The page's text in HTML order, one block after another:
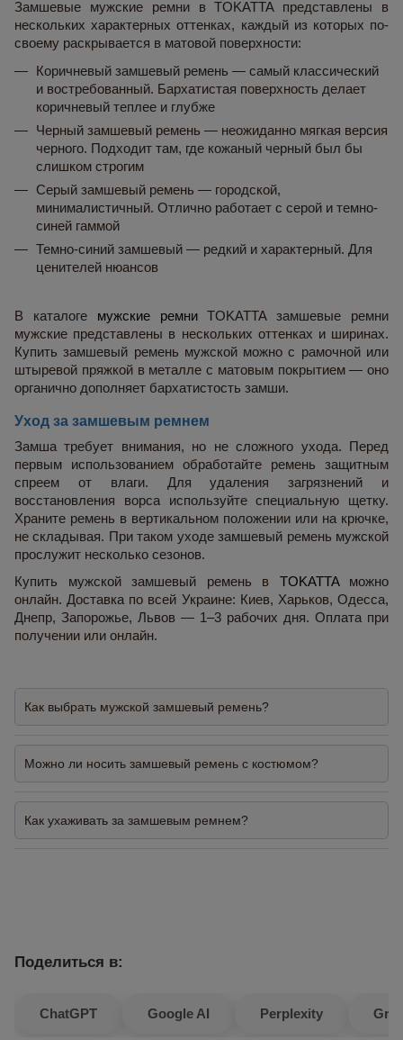
Замшевые мужские ремни в TOKATTA представлены в
нескольких характерных оттенках, каждый из которых по-
своему раскрывается в матовой поверхности:
Коричневый замшевый ремень — самый классический
и востребованный. Бархатистая поверхность делает
коричневый теплее и глубже
Черный замшевый ремень — неожиданно мягкая версия
черного. Подходит там, где кожаный черный был бы
слишком строгим
Серый замшевый ремень — городской,
минималистичный. Отлично работает с серой и темно-
синей гаммой
Темно-синий замшевый — редкий и характерный. Для
ценителей нюансов
В каталоге мужские ремни TOKATTA замшевые ремни
мужские представлены в нескольких оттенках и ширинах.
Купить замшевый ремень мужской можно с рамочной или
штыревой пряжкой в металле с матовым покрытием — оно
органично дополняет бархатистость замши.
Уход за замшевым ремнем
Замша требует внимания, но не сложного ухода. Перед
первым использованием обработайте ремень защитным
спреем от влаги. Для удаления загрязнений и
восстановления ворса используйте специальную щетку.
Храните ремень в вертикальном положении или на крючке,
не складывая. При таком уходе замшевый ремень мужской
прослужит несколько сезонов.
Купить мужской замшевый ремень в TOKATTA можно
онлайн. Доставка по всей Украине: Киев, Харьков, Одесса,
Днепр, Запорожье, Львов — 1–3 рабочих дня. Оплата при
получении или онлайн.
Как выбрать мужской замшевый ремень?
Можно ли носить замшевый ремень с костюмом?
Как ухаживать за замшевым ремнем?
Поделиться в:
ChatGPT Google AI Perplexity